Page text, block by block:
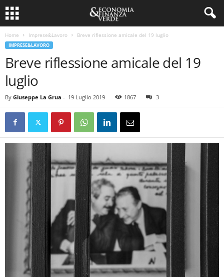
Home Imprese&Lavoro Breve riflessione amicale del 19 luglio
IMPRESE&LAVORO
Breve riflessione amicale del 19
luglio
By Giuseppe La Grua - 19 Luglio 2019 1867 3